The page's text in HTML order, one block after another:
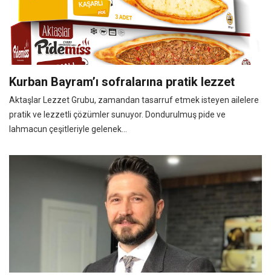
Kurban Bayram’ı sofralarına pratik lezzet
Aktaşlar Lezzet Grubu, zamandan tasarruf etmek isteyen ailelere
pratik ve lezzetli çözümler sunuyor. Dondurulmuş pide ve
lahmacun çeşitleriyle gelenek...